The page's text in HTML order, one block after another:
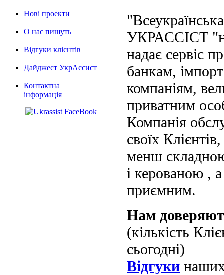
Нові проекти
О нас пишуть
Відгуки клієнтів
Дайджест УкрАссист
Контактна
інформація
УКРАССІСТ
надає сервіс
банкам,
компаніям,
приватним
Компанія
своїх
менш
і керованою ,
приємним.
Нам
(кількість
сьогодні)
Відгуки наших